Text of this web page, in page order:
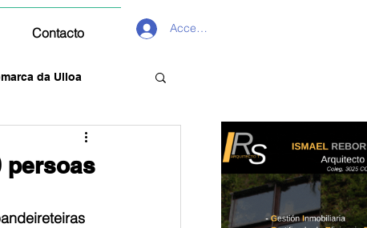
Contacto Acceder
da Ulloa
persoas